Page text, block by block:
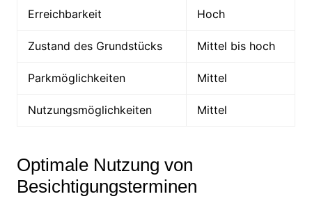
Erreichbarkeit Hoch
Zustand des Grundstücks Mittel bis hoch
Parkmöglichkeiten Mittel
Nutzungsmöglichkeiten Mittel
Optimale Nutzung von
Besichtigungsterminen